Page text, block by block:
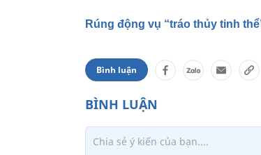
Rúng động vụ “tráo thủy tinh
Bình luận